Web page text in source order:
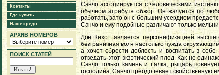
Контакты
Где купить
Наше кредо
АРХИВ НОМЕРОВ
ПОИСК СТАТЕЙ
Санчо ассоциируется с человеческими
обычном атрибуте обжор. Он жалуется по
работать, зато он с большим усердием
Санчо и ему подобные различают только
Дон Кихот является персонификацией
безграничная воля настолько чужда
а хочет обрести доблесть и воспитать в
отведать этот экзотический плод. Как не
Санчо только камень и палка; рыцарь
господина, Санчо преодолевает свойственную